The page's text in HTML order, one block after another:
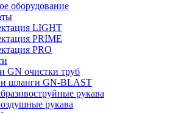
оборудование
LIGHT
PRIME
PRO
GN очистки труб
и шланги GN-BLAST
рукава
рукава